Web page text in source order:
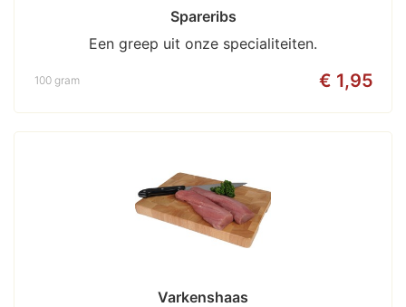
Spareribs
Een greep uit onze specialiteiten.
€ 1,95
100 gram
Varkenshaas